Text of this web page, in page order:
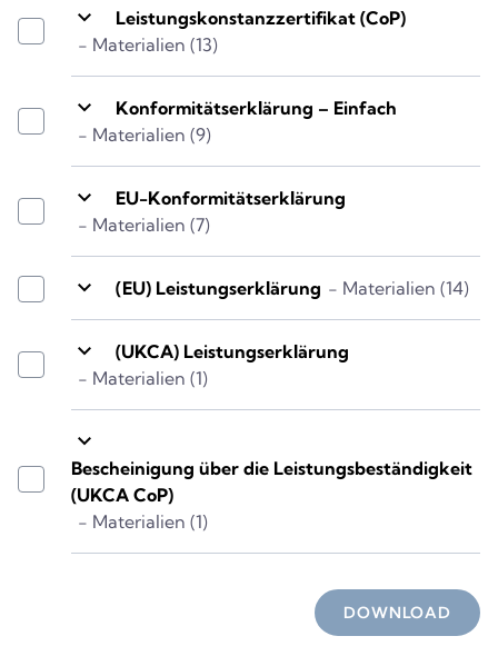
keyboard_arrow_down
Leistungskonstanzzertifikat (CoP)
- Materialien (13)
keyboard_arrow_down
Konformitätserklärung – Einfach
- Materialien (9)
keyboard_arrow_down
EU-Konformitätserklärung
- Materialien (7)
keyboard_arrow_down (EU) Leistungserklärung - Materialien (14)
keyboard_arrow_down
(UKCA) Leistungserklärung
- Materialien (1)
keyboard_arrow_down
Bescheinigung über die Leistungsbeständigkeit
(UKCA CoP)
- Materialien (1)
DOWNLOAD